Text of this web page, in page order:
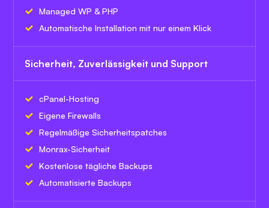
Managed WP & PHP
Automatische Installation mit nur einem Klick
Sicherheit, Zuverlässigkeit und Support
cPanel-Hosting
Eigene Firewalls
Regelmäßige Sicherheitspatches
Monrax-Sicherheit
Kostenlose tägliche Backups
Automatisierte Backups